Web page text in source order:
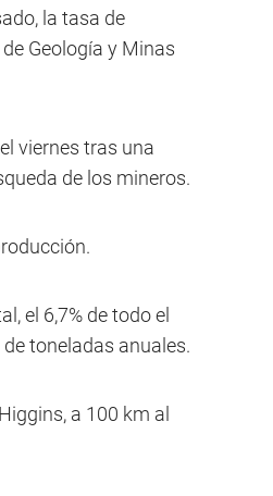
la tasa de
Geología y Minas
viernes tras una
de los mineros.
el 6,7% de todo el
toneladas anuales.
a 100 km al